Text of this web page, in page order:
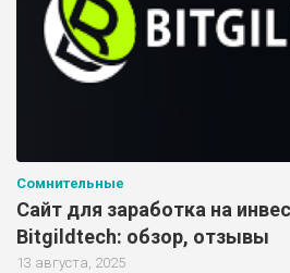
Сомнительные
Сайт для заработка на
Bitgildtech: обзор, отзывы
13 августа, 2025